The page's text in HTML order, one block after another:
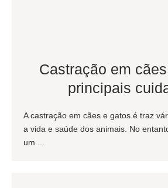
Castração em
principais
A castração em cães e gatos é traz
a vida e saúde dos animais. No
um ...